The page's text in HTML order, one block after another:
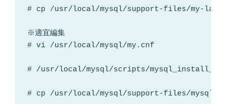
# cp /usr/local/mysql/support-files/my-
※適宜編集
# vi /usr/local/mysql/my.cnf
# /usr/local/mysql/scripts/
# cp /usr/local/mysql/support-files/